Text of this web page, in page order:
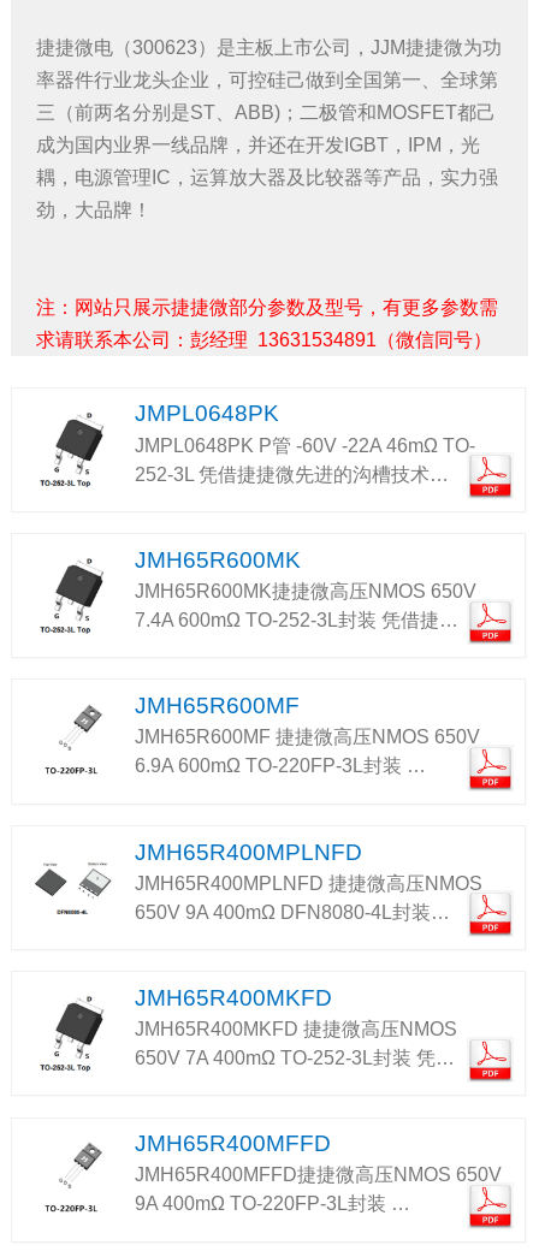
捷捷微电（300623）是主板上市公司，JJM捷捷微为功
率器件行业龙头企业，可控硅己做到全国第一、全球第
三（前两名分别是ST、ABB)；二极管和MOSFET都己
成为国内业界一线品牌，并还在开发IGBT，IPM，光
耦，电源管理IC，运算放大器及比较器等产品，实力强
劲，大品牌！
注：网站只展示捷捷微部分参数及型号，有更多参数需
求请联系本公司：彭经理 13631534891（微信同号）
JMPL0648PK
JMPL0648PK P管 -60V -22A 46mΩ TO-
252-3L 凭借捷捷微先进的沟槽技术…
JMH65R600MK
JMH65R600MK捷捷微高压NMOS 650V
7.4A 600mΩ TO-252-3L封装 凭借捷…
JMH65R600MF
JMH65R600MF 捷捷微高压NMOS 650V
6.9A 600mΩ TO-220FP-3L封装 …
JMH65R400MPLNFD
JMH65R400MPLNFD 捷捷微高压NMOS
650V 9A 400mΩ DFN8080-4L封装…
JMH65R400MKFD
JMH65R400MKFD 捷捷微高压NMOS
650V 7A 400mΩ TO-252-3L封装 凭…
JMH65R400MFFD
JMH65R400MFFD捷捷微高压NMOS 650V
9A 400mΩ TO-220FP-3L封装 …